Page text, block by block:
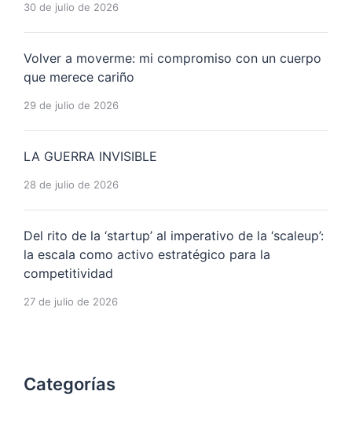
30 de julio de 2026
Volver a moverme: mi compromiso con un cuerpo
que merece cariño
29 de julio de 2026
LA GUERRA INVISIBLE
28 de julio de 2026
Del rito de la ‘startup’ al imperativo de la ‘scaleup’:
la escala como activo estratégico para la
competitividad
27 de julio de 2026
Categorías